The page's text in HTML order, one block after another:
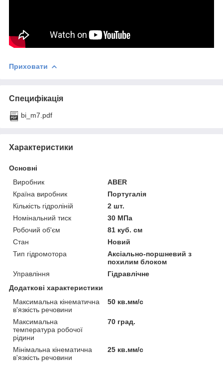
Приховати
Специфікація
bi_m7.pdf
Характеристики
Основні
Виробник
ABER
Країна виробник
Португалія
Кількість гідроліній
2 шт.
Номінальний тиск
30 МПа
Робочий об'єм
81 куб. см
Стан
Новий
Тип гідромотора
Аксіально-поршневий з
похилим блоком
Управління
Гідравлічне
Додаткові характеристики
Максимальна кінематична
в'язкість речовини
50 кв.мм/с
Максимальна
температура робочої
рідини
70 град.
Мінімальна кінематична
в'язкість речовини
25 кв.мм/с